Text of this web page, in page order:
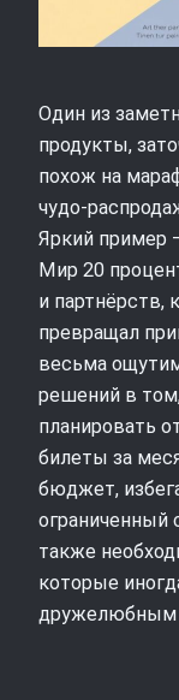
Один из
продукты,
похож на
чудо-
Яркий пример
Мир 20
и партнёрств,
превращал
весьма
решений в
планировать
билеты за
бюджет,
ограниченный
также
которые
дружелюбным